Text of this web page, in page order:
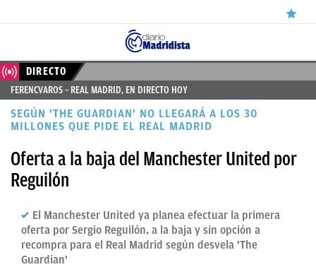
ÚLTIMAS
NOTICIAS
REAL
MADRID
BALONCESTO
FICHAJES
DIRECTO
DIRECTO
FERENCVAROS – REAL MADRID, EN DIRECTO HOY
SEGÚN 'THE GUARDIAN' NO LLEGARÁ A LOS 30
MILLONES QUE PIDE EL REAL MADRID
Oferta a la baja del Manchester United por
Reguilón
El Manchester United ya planea efectuar la primera
oferta por Sergio Reguilón, a la baja y sin opción a
recompra para el Real Madrid según desvela 'The
Guardian'